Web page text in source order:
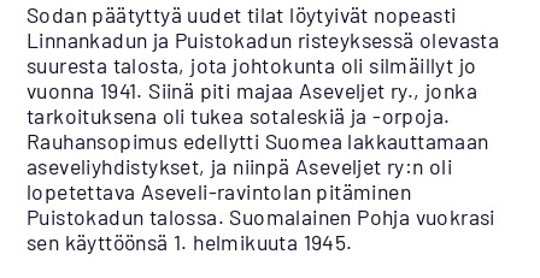
Sodan päätyttyä uudet tilat löytyivät nopeasti
Linnankadun ja Puistokadun risteyksessä olevasta
suuresta talosta, jota johtokunta oli silmäillyt jo
vuonna 1941. Siinä piti majaa Aseveljet ry., jonka
tarkoituksena oli tukea sotaleskiä ja -orpoja.
Rauhansopimus edellytti Suomea lakkauttamaan
aseveliyhdistykset, ja niinpä Aseveljet ry:n oli
lopetettava Aseveli-ravintolan pitäminen
Puistokadun talossa. Suomalainen Pohja vuokrasi
sen käyttöönsä 1. helmikuuta 1945.